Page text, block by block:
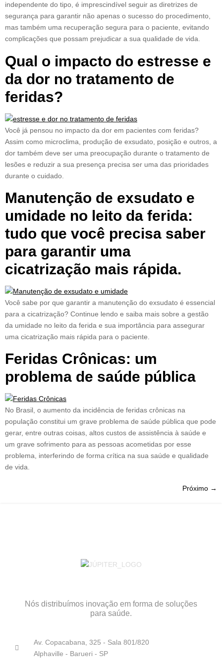
independente do tipo, é imprescindível seguir as diretrizes de
segurança para garantir não apenas o sucesso do procedimento,
mas também uma recuperação segura para o paciente, evitando
complicações que possam prejudicar a sua qualidade de vida.
Qual o impacto do estresse e
da dor no tratamento de
feridas?
Você já pensou no impacto da dor em pacientes com feridas?
Assim como microclima, produção de exsudato, posição e outros, a
dor também deve ser uma preocupação durante o tratamento de
lesões e reduzir a sua presença precisa ser uma das prioridades
durante o cuidado.
Manutenção de exsudato e
umidade no leito da ferida:
tudo que você precisa saber
para garantir uma
cicatrização mais rápida.
Você sabe por que garantir a manutenção do exsudato é essencial
para a cicatrização? Continue lendo e saiba mais sobre a gestão
da umidade no leito da ferida e sua importância para assegurar
uma cicatrização mais rápida para o paciente.
Feridas Crônicas: um
problema de saúde pública
No Brasil, o aumento da incidência de feridas crônicas na
população constitui um grave problema de saúde pública que pode
gerar, entre outras coisas, altos custos de assistência à saúde e
um grave sofrimento para as pessoas acometidas por esse
problema, interferindo de forma crítica na sua saúde e qualidade
de vida.
Próximo →
Nós distribuímos inovação em forma de soluções
para saúde.
Av. Copacabana, 325 - Sala 801/820
Alphaville - Barueri - SP